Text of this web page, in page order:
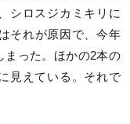
シロスジカミキリに
それが原因で、今年
まった。ほかの2本の
見えている。それで